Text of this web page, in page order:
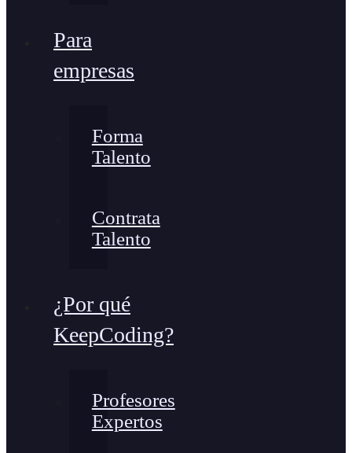
Para
empresas
Forma
Talento
Contrata
Talento
¿Por qué
KeepCoding?
Profesores
Expertos